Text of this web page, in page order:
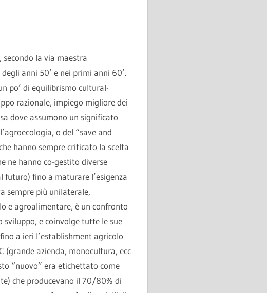
la via maestra
anni 50’ e nei primi anni 60’.
po’ di equilibrismo cultural-
razionale, impiego migliore dei
dove assumono un significato
o del “save and
hanno sempre criticato la scelta
ne hanno co-gestito diverse
futuro) fino a maturare l’esigenza
sempre più unilaterale,
e agroalimentare, è un confronto
sviluppo, e coinvolge tutte le sue
a ieri l’establishment agricolo
(grande azienda, monocultura, ecc
“nuovo” era etichettato come
che producevano il 70/80% di